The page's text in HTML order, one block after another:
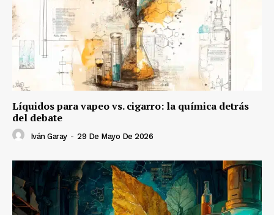
Líquidos para vapeo vs. cigarro: la química detrás
del debate
Iván Garay - 29 De Mayo De 2026